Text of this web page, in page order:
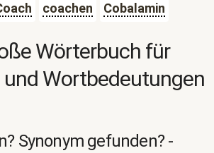
coachen Cobalamin
Wörterbuch für
und Wortbedeutungen
Synonym gefunden? -